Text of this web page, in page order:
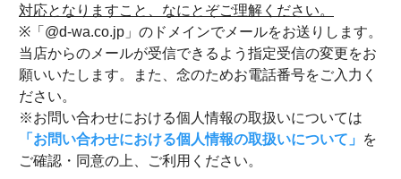
対応となりますこと、なにとぞご理解ください。
※「@d-wa.co.jp」のドメインでメールをお送りします。
当店からのメールが受信できるよう指定受信の変更をお
願いいたします。また、念のためお電話番号をご入力く
ださい。
※お問い合わせにおける個人情報の取扱いについては
「お問い合わせにおける個人情報の取扱いについて」 を
ご確認・同意の上、ご利用ください。